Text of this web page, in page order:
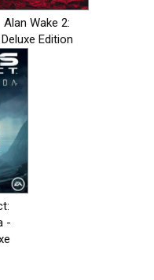
Alan Wake 2:
Deluxe Edition
-